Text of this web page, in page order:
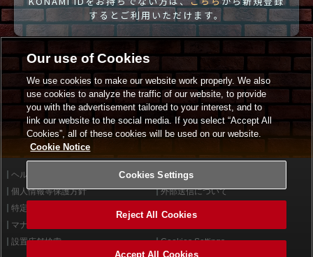
するとご利用いただけます。
ヘルプ
利用規約
個人情報等保護方針
外部送信について
特定商取引法に基づく表示
マナー＆ルール
設置店舗検索
Cookies Settings
Our use of Cookies
We use cookies to make our website work properly. We also
use cookies to analyze the traffic of our website, to provide
you with the advertisement tailored to your interest, and to
link our website to the social media. If you select “Accept All
Cookies”, all of these cookies will be used on our website.
Cookie Notice
Cookies Settings
Reject All Cookies
Accept All Cookies